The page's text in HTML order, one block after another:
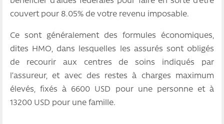
couvert pour 8.05% de votre revenu imposable.
Ce sont généralement des formules économiques,
dites HMO, dans lesquelles les assurés sont obligés
de recourir aux centres de soins indiqués par
l’assureur, et avec des restes à charges maximum
élevés, fixés à 6600 USD pour une personne et à
13200 USD pour une famille.